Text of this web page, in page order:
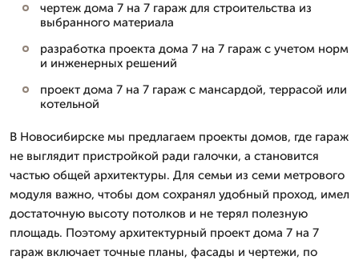
чертеж дома 7 на 7 гараж для строительства из
выбранного материала
разработка проекта дома 7 на 7 гараж с учетом норм
и инженерных решений
проект дома 7 на 7 гараж с мансардой, террасой или
котельной
В Новосибирске мы предлагаем проекты домов, где гараж
не выглядит пристройкой ради галочки, а становится
частью общей архитектуры. Для семьи из семи метрового
модуля важно, чтобы дом сохранял удобный проход, имел
достаточную высоту потолков и не терял полезную
площадь. Поэтому архитектурный проект дома 7 на 7
гараж включает точные планы, фасады и чертежи, по